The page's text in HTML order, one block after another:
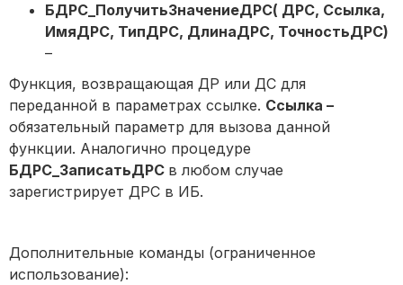
БДРС_ПолучитьЗначениеДРС( ДРС, Ссылка,
ИмяДРС, ТипДРС, ДлинаДРС, ТочностьДРС)
–
Функция, возвращающая ДР или ДС для
переданной в параметрах ссылке. Ссылка –
обязательный параметр для вызова данной
функции. Аналогично процедуре
БДРС_ЗаписатьДРС в любом случае
зарегистрирует ДРС в ИБ.
Дополнительные команды (ограниченное
использование):